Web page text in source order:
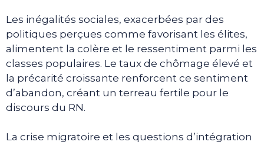
Les inégalités sociales, exacerbées par des
politiques perçues comme favorisant les élites,
alimentent la colère et le ressentiment parmi les
classes populaires. Le taux de chômage élevé et
la précarité croissante renforcent ce sentiment
d’abandon, créant un terreau fertile pour le
discours du RN.
La crise migratoire et les questions d’intégration